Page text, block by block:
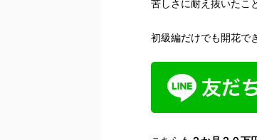
苦しさに耐え抜いたこ
初級編だけでも開花で